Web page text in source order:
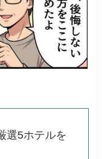
選5ホテルを